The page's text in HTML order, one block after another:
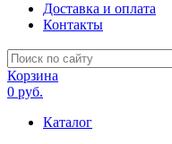
Доставка и оплата
Контакты
Корзина
0 руб.
Каталог